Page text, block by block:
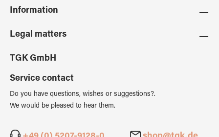
Information
Legal matters
TGK GmbH
Service contact
Do you have questions, wishes or suggestions?.
We would be pleased to hear them.